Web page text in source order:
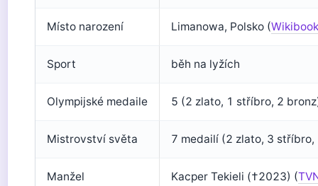
Místo narození Limanowa, Polsko (
Sport běh na lyžích
Olympijské medaile 5 (2 zlato, 1 stříbro, 2
Mistrovství světa 7 medailí (2 zlato, 3 stříbro,
Manžel Kacper Tekieli (†2023) (